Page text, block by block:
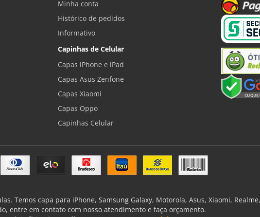
Minha conta
Histórico de pedidos
Informativo
Capinhas de Celular
Capas iPhone e iPad
Capas Asus Zenfone
Capas Xiaomi
Capas Oppo
Capinhas Celular
Temos capa para iPhone, Samsung Galaxy, Motorola, Asus, Xiaomi,
entre em contato com nosso atendimento e faça orçamento.